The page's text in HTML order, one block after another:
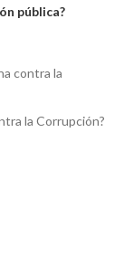
pública?
contra la
la Corrupción?